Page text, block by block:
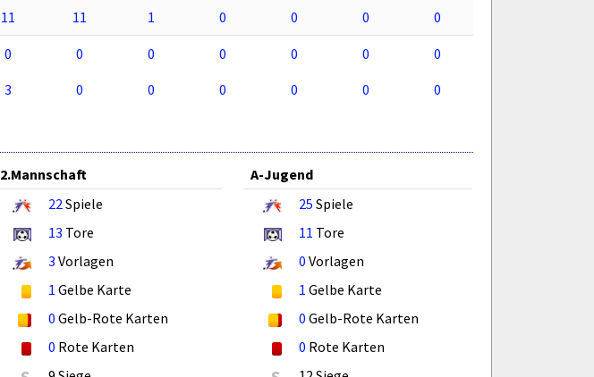
11 11 1 0 0 0 0
0 0 0 0 0 0
0
3 0 0 0 0 0 0
2.Mannschaft
22Spiele
13 Tore
3 Vorlagen
1 Gelbe Karte
0 Gelb-Rote Karten
0 Rote Karten
A-Jugend
25 Spiele
11 Tore
0 Vorlagen
1 Gelbe Karte
0 Gelb-Rote Karten
0 Rote Karten